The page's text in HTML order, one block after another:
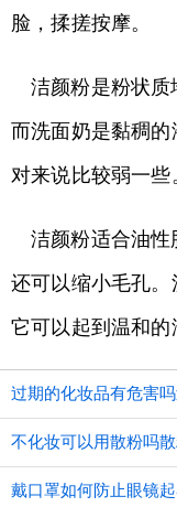
脸，揉搓按摩。
洁颜粉是粉状质
而洗面奶是黏稠的
对来说比较弱一些
洁颜粉适合油性
还可以缩小毛孔。
它可以起到温和的
过期的化妆品有危害
不化妆可以用散粉吗
戴口罩如何防止眼镜